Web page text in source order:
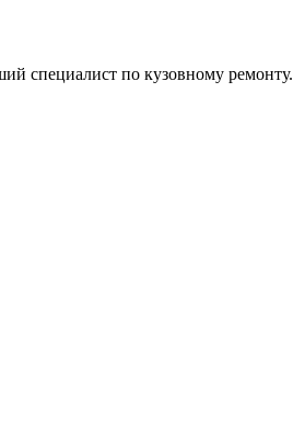
специалист по кузовному ремонту.